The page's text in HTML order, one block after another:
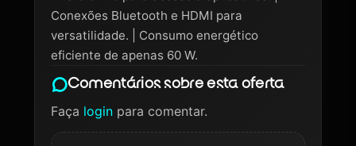
Conexões Bluetooth e HDMI para
versatilidade. | Consumo energético
eficiente de apenas 60 W.
Comentários sobre esta oferta
Faça loginpara comentar.